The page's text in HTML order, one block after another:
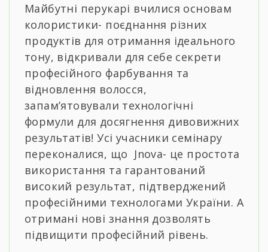
Майбутні перукарі вчилися основам
колористики- поєднання різних
продуктів для отримання ідеального
тону, відкривали для себе секрети
професійного фарбування та
відновлення волосся,
запамʼятовували технологічні
формули для досягнення дивовижних
результатів! Усі учасники семінару
переконалися, що Jnova- це простота
використання та гарантований
високий результат, підтверджений
професійними технологами України. А
отримані нові знання дозволять
підвищити професійний рівень.